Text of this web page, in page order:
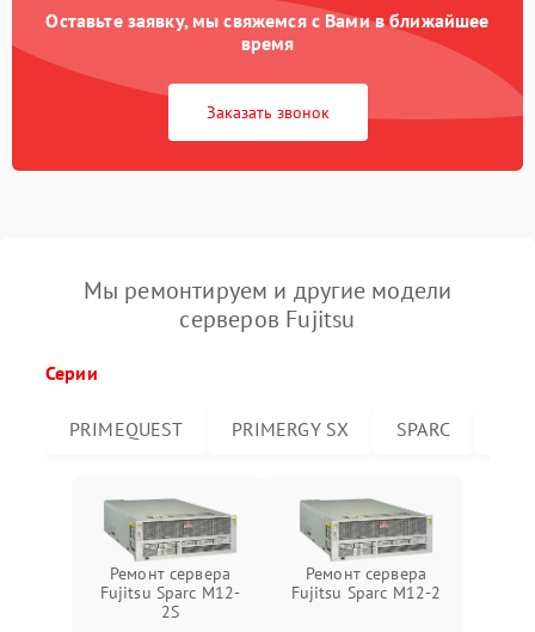
Оставьте заявку, мы свяжемся с Вами в ближайшее
время
Заказать звонок
Мы ремонтируем и другие модели
серверов Fujitsu
Серии
PRIMEQUEST PRIMERGY SX SPARC
Ремонт сервера
Fujitsu Sparc M12-
2S
Ремонт сервера
Fujitsu Sparc M12-2